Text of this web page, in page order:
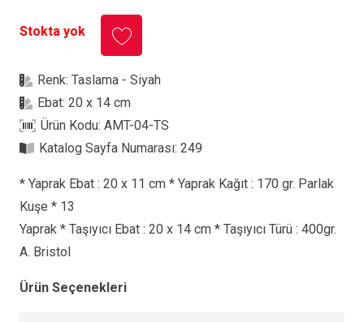
Stokta yok
Renk:Taslama - Siyah
Ebat:20 x 14 cm
Ürün Kodu:AMT-04-TS
Katalog Sayfa Numarası:249
* Yaprak Ebat : 20 x 11 cm * Yaprak Kağıt : 170 gr. Parlak
Kuşe * 13
Yaprak * Taşıyıcı Ebat : 20 x 14 cm * Taşıyıcı Türü : 400gr.
A. Bristol
Ürün Seçenekleri